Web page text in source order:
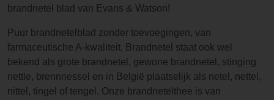
brandnetel blad van Evans & Watson!
Puur brandnetelblad zonder toevoegingen, van
farmaceutische A-kwaliteit. Brandnetel staat ook wel
bekend als grote brandnetel, gewone brandnetel, stinging
nettle, brennnessel en in België plaatselijk als netel, nettel,
nittel, tingel of tengel. Onze brandnetelthee is van